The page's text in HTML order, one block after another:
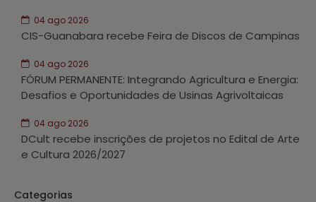
04 ago 2026
CIS-Guanabara recebe Feira de Discos de Campinas
04 ago 2026
FÓRUM PERMANENTE: Integrando Agricultura e Energia:
Desafios e Oportunidades de Usinas Agrivoltaicas
04 ago 2026
DCult recebe inscrições de projetos no Edital de Arte
e Cultura 2026/2027
Categorias